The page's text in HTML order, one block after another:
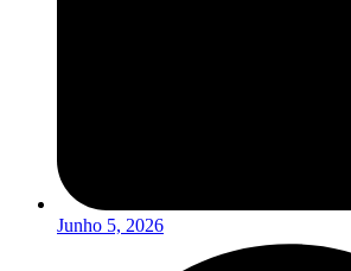
Junho 5, 2026